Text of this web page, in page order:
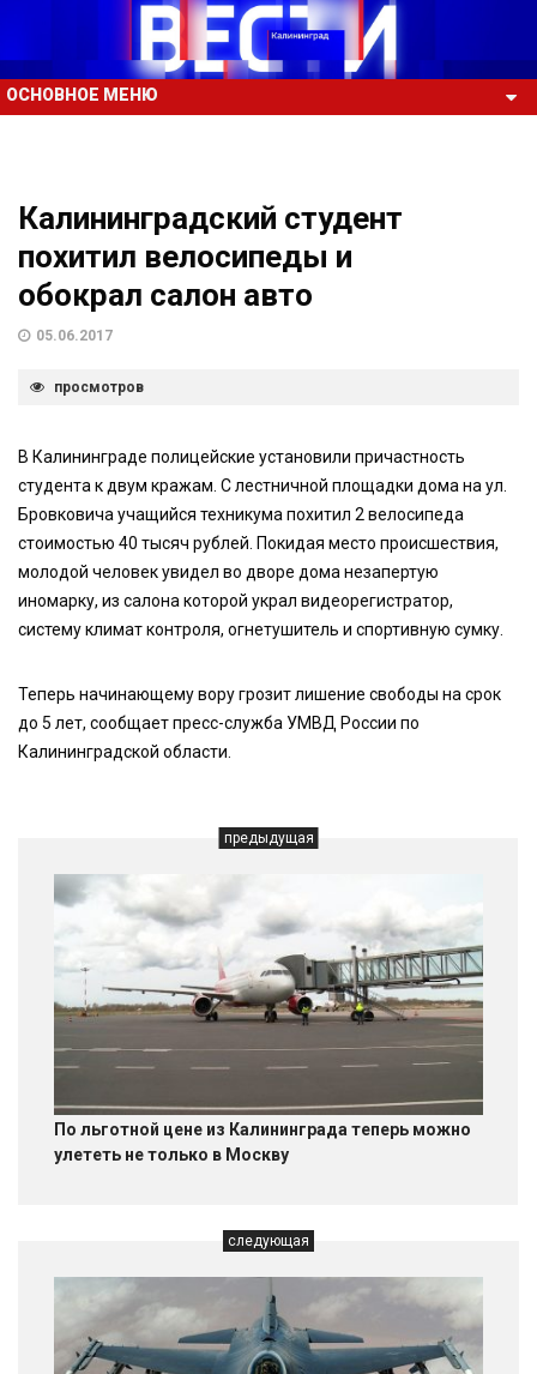
ОСНОВНОЕ МЕНЮ
Калининградский студент
похитил велосипеды и
обокрал салон авто
05.06.2017
просмотров
В Калининграде полицейские установили причастность
студента к двум кражам. С лестничной площадки дома на ул.
Бровковича учащийся техникума похитил 2 велосипеда
стоимостью 40 тысяч рублей. Покидая место происшествия,
молодой человек увидел во дворе дома незапертую
иномарку, из салона которой украл видеорегистратор,
систему климат контроля, огнетушитель и спортивную сумку.
Теперь начинающему вору грозит лишение свободы на срок
до 5 лет, сообщает пресс-служба УМВД России по
Калининградской области.
предыдущая
По льготной цене из Калининграда теперь можно
улететь не только в Москву
следующая